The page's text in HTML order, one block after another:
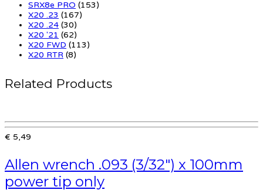
SRX8e PRO (153)
X20 .23 (167)
X20 .24 (30)
X20 '21 (62)
X20 FWD (113)
X20 RTR (8)
Related Products
€ 5,49
Allen wrench .093 (3/32″) x 100mm
power tip only